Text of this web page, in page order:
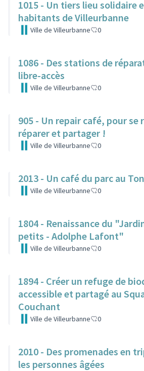
1015 - Un tiers lieu solidaire
habitants de Villeurbanne
Ville de Villeurbanne 0
1086 - Des stations de
libre-accès
Ville de Villeurbanne 0
905 - Un repair café, pour se
réparer et partager !
Ville de Villeurbanne 0
2013 - Un café du parc au
Ville de Villeurbanne 0
1804 - Renaissance du
petits - Adolphe Lafont"
Ville de Villeurbanne 0
1894 - Créer un refuge de
accessible et partagé au
Couchant
Ville de Villeurbanne 0
2010 - Des promenades en
les personnes âgées